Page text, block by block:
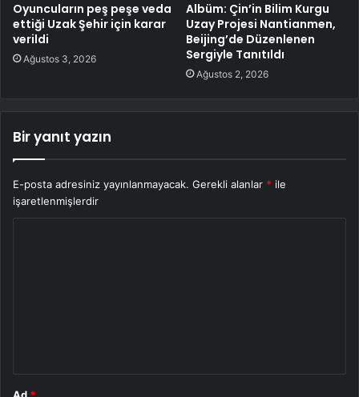
Oyuncuların peş peşe veda
ettiği Uzak Şehir için karar
verildi
Ağustos 3, 2026
Albüm: Çin’in Bilim Kurgu
Uzay Projesi Nantianmen,
Beijing’de Düzenlenen
Sergiyle Tanıtıldı
Ağustos 2, 2026
Bir yanıt yazın
E-posta adresiniz yayınlanmayacak. Gerekli alanlar * ile
işaretlenmişlerdir